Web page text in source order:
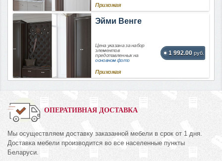
Прихожая
Эйми Венге
Цена указана за набор
элементов
представленных на
основном фото
1 992.00 руб.
Прихожая
ОПЕРАТИВНАЯ ДОСТАВКА
Мы осуществляем доставку заказанной мебели в срок от 1 дня.
Доставка мебели производится во все населенные пункты
Беларуси.